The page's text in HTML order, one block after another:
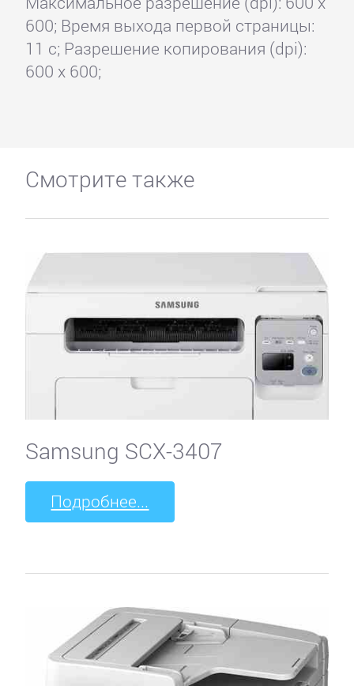
600; Время выхода первой страницы:
11 с; Разрешение копирования (dpi):
600 x 600;
Смотрите также
Samsung SCX-3407
Подробнее...